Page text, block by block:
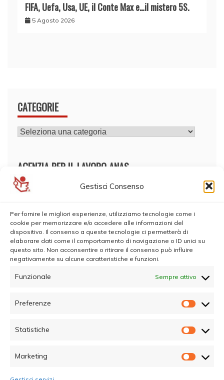
Gestisci Consenso
Per fornire le migliori esperienze, utilizziamo tecnologie come i
cookie per memorizzare e/o accedere alle informazioni del
dispositivo. Il consenso a queste tecnologie ci permetterà di
elaborare dati come il comportamento di navigazione o ID unici su
questo sito. Non acconsentire o ritirare il consenso può influire
negativamente su alcune caratteristiche e funzioni.
Funzionale Sempre attivo
Preferenze
Statistiche
Marketing
FIFA, Uefa, Usa, UE, il Conte Max e…il mistero 5S.
5 Agosto 2026
CATEGORIE
CATEGORIE
AGENZIA PER IL LAVORO ANAS